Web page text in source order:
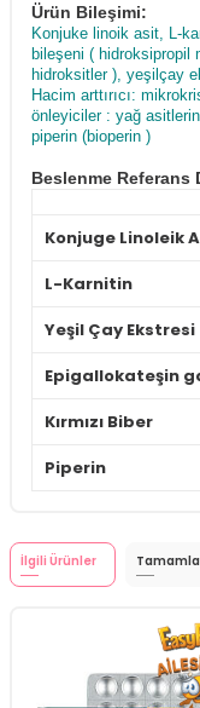
Ürün Bileşimi:
Konjuke linoik asit, L-
bileşeni ( hidroksipropil
hidroksitler ), yeşilçay
Hacim arttırıcı:
önleyiciler : yağ
piperin (bioperin )
Beslenme Referans
Konjuge Linoleik
L-Karnitin
Yeşil Çay Ekstresi
Epigallokateşin
Kırmızı Biber
Piperin
İlgili Ürünler